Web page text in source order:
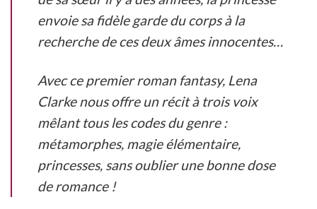
envoie sa fidèle garde du corps à la
recherche de ces deux âmes innocentes…
Avec ce premier roman fantasy, Lena
Clarke nous offre un récit à trois voix
mêlant tous les codes du genre :
métamorphes, magie élémentaire,
princesses, sans oublier une bonne dose
de romance !